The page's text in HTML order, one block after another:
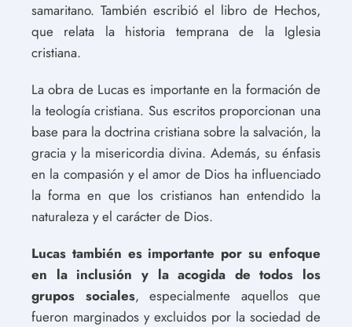
samaritano. También escribió el libro de Hechos,
que relata la historia temprana de la Iglesia
cristiana.
La obra de Lucas es importante en la formación de
la teología cristiana. Sus escritos proporcionan una
base para la doctrina cristiana sobre la salvación, la
gracia y la misericordia divina. Además, su énfasis
en la compasión y el amor de Dios ha influenciado
la forma en que los cristianos han entendido la
naturaleza y el carácter de Dios.
Lucas también es importante por su enfoque
en la inclusión y la acogida de todos los
grupos sociales, especialmente aquellos que
fueron marginados y excluidos por la sociedad de